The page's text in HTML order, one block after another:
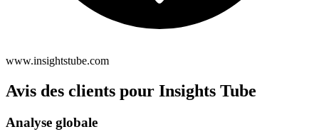
www.insightstube.com
Avis des clients pour Insights Tube
Analyse globale